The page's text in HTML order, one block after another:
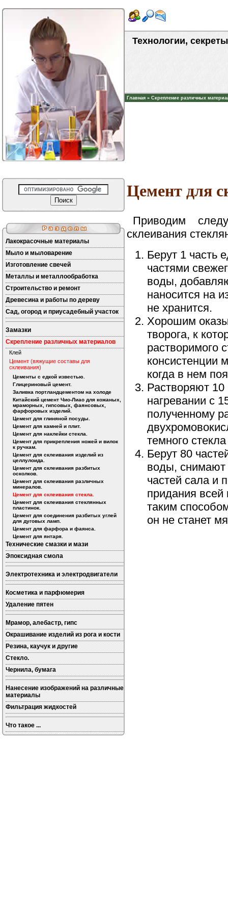
Технологии,
Главная » Скрепление различных
Лакокрасочные материалы
Мыло и мыловарение
Изготовление свечей
Металлы и металлообработка
Строительство и ремонт
Древесина и работы по дереву
Сад, огород и приусадебный участок
Замазки
Скрепление различных материалов
Клей
Цемент (вяжущие составы для
склеивания)
Цементы с едкой известью.
Глицериновый цемент.
Заливка портландцементом на холоде
Китайский цемент Чио-Лиао для кожаных,
мраморных, гипсовых, фаянсовых,
фарфоровых изделий.
Цемент для глиняной посуды.
Цемент для камней и плит.
Цемент для наклейки стекла.
Цемент для прикрепления ножей и вилок
к ручкам.
Цемент для склеивания изделий из
целлулоида.
Цемент для склеивания разбитых
осколков.
Цемент для склеивания различных
минералов.
Цемент для склеивания стекла.
Цемент для склеивания стеклянных
пластинок.
Цемент для соединения разбитых углей
для дуговых ламп.
Цемент для фарфора и фаянса.
Цемент для янтаря.
Технические смазки и мази
Эпоксидная смола
Электротехника и электродвигатели
Косметика и парфюмерия
Удаление пятен
Мрамор, алебастр, гипс
Окрашивание изделий из рога и кости
Резина, каучук и другие
Стекло.
Чернила, бумага
Нанесение изображений на различные
материалы
Фильтрация жидкостей
Что такое ...
Цемент для
Приводим
склеивания
Берут 1 часть
частями
воды,
наносится на
не хранится.
Хорошим
творога, к
растворимого
консистенции
когда в нем
Растворяют 10
нагревании с
полученному
темного
Берут 80
воды, снимают
частей сала и
придания всей
таким
он не станет